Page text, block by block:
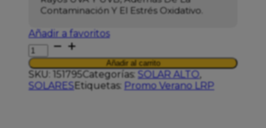
Contaminación Y El Estrés Oxidativo.
Añadir a favoritos
ANTHELIOS
CREMA
HIDRAT
SPF50+
Añadir al carrito
SKU: 151795Categorías: SOLAR ALTO,
SOLARESEtiquetas: Promo Verano LRP